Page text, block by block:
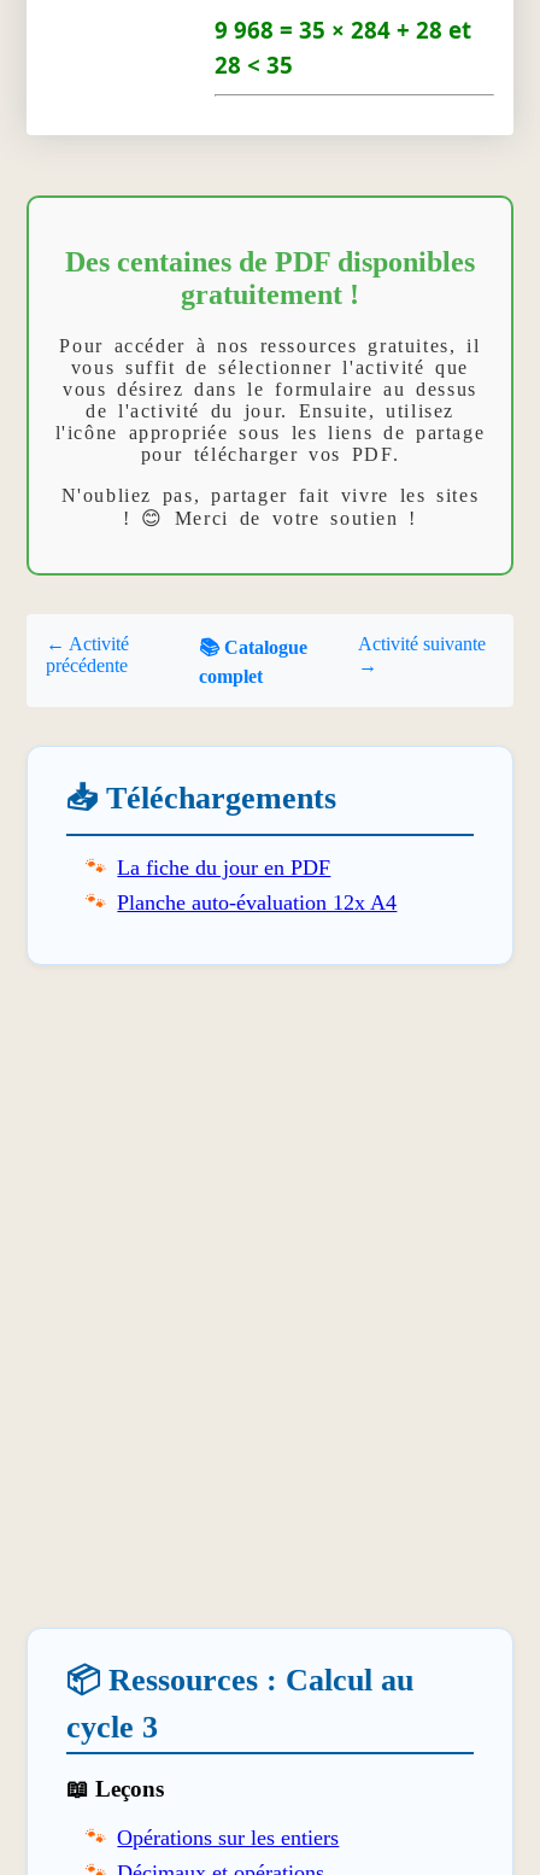
9 968 = 35 × 284 + 28 et
28 < 35
Des centaines de PDF disponibles
gratuitement !
Pour accéder à nos ressources gratuites, il
vous suffit de sélectionner l'activité que
vous désirez dans le formulaire au dessus
de l'activité du jour. Ensuite, utilisez
l'icône appropriée sous les liens de partage
pour télécharger vos PDF.
N'oubliez pas, partager fait vivre les sites
! 😊 Merci de votre soutien !
← Activité
précédente
📚 Catalogue
complet
Activité suivante
→
📥 Téléchargements
La fiche du jour en PDF
Planche auto-évaluation 12x A4
📦 Ressources : Calcul au
cycle 3
📖 Leçons
Opérations sur les entiers